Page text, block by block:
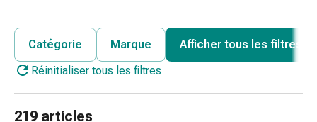
grippe
le
Catégorie Marque
Afficher tous les filtres
Réinitialiser tous les filtres
219 articles